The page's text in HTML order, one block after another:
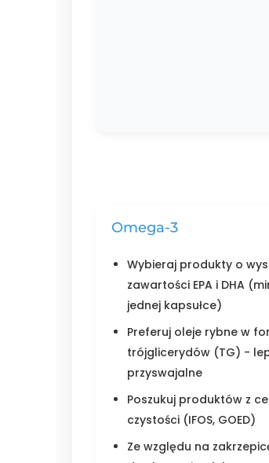
Omega-3
Wybieraj produkty o
zawartości EPA i DHA
jednej kapsułce)
Preferuj oleje rybne w
trójglicerydów (TG) -
przyswajalne
Poszukuj produktów z
czystości (IFOS, GOED)
Ze względu na